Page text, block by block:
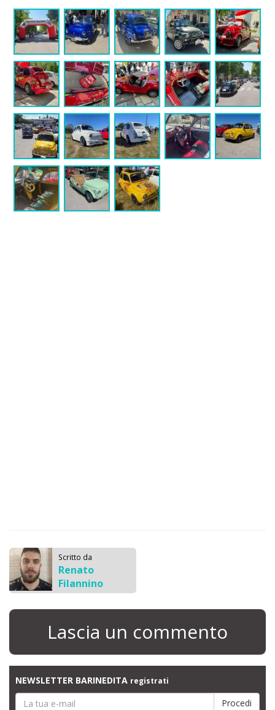
Scritto da
Renato
Filannino
Lascia un commento
NEWSLETTER BARINEDITA registrati